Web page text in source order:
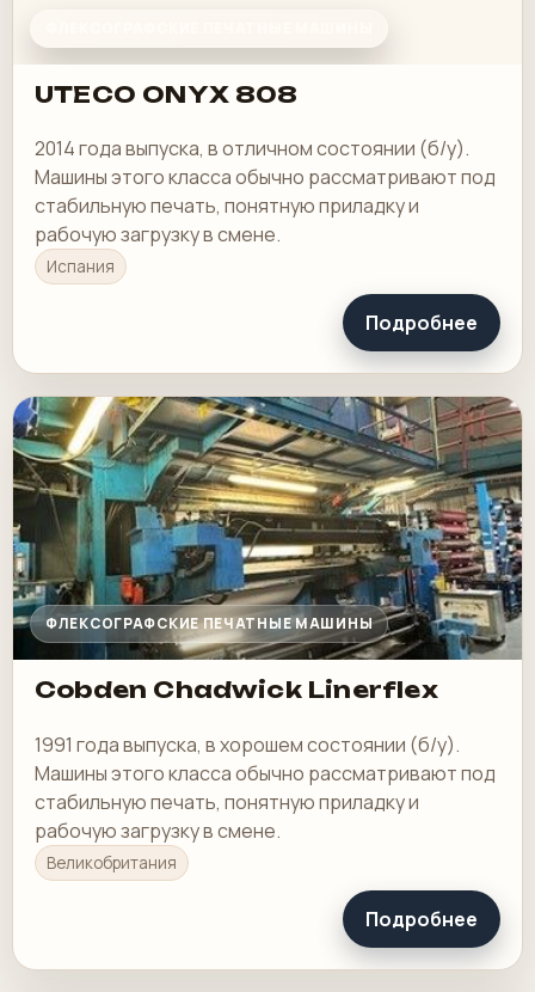
UTECO ONYX 808
2014 года выпуска, в отличном состоянии (б/у).
Машины этого класса обычно рассматривают под
стабильную печать, понятную приладку и
рабочую загрузку в смене.
Испания
Подробнее
ФЛЕКСОГРАФСКИЕ ПЕЧАТНЫЕ МАШИНЫ
Cobden Chadwick Linerflex
1991 года выпуска, в хорошем состоянии (б/у).
Машины этого класса обычно рассматривают под
стабильную печать, понятную приладку и
рабочую загрузку в смене.
Великобритания
Подробнее